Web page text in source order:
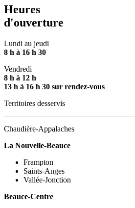
Heures
d'ouverture
Lundi au jeudi
8 h à 16 h 30
Vendredi
8 h à 12 h
13 h à 16 h 30 sur rendez-vous
Territoires desservis
Chaudière-Appalaches
La Nouvelle-Beauce
Frampton
Saints-Anges
Vallée-Jonction
Beauce-Centre